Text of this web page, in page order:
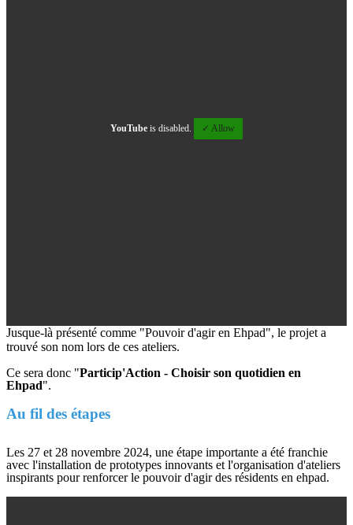
YouTube is disabled. ✓ Allow
Jusque-là présenté comme "Pouvoir d'agir en Ehpad", le projet a
trouvé son nom lors de ces ateliers.
Ce sera donc "Particip'Action - Choisir son quotidien en
Ehpad".
Au fil des étapes
Les 27 et 28 novembre 2024, une étape importante a été franchie
avec l'installation de prototypes innovants et l'organisation d'ateliers
inspirants pour renforcer le pouvoir d'agir des résidents en ehpad.